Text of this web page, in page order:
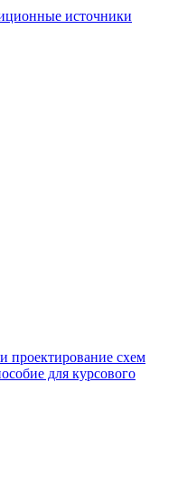
источники
проектирование схем
для курсового